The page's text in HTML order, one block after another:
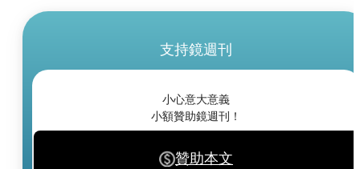
支持鏡週刊
小心意大意義
小額贊助鏡週刊！
贊助本文